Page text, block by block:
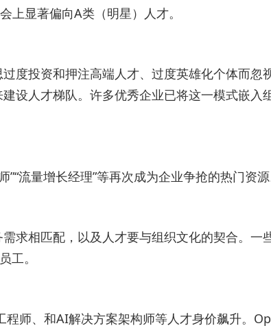
显著偏向A类（明星）人才。
度投资和押注高端人才、过度英雄化个体而忽
设人才梯队。许多优秀企业已将这一模式嵌入
流量增长经理”等再次成为企业争抢的热门资
求相匹配，以及人才要与组织文化的契合。一
工。
师、和AI解决方案架构师等人才身价飙升。